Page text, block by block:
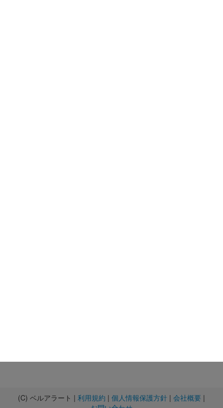
(C) ベルアラート | 利用規約 | 個人情報保護方針 | 会社概要 |